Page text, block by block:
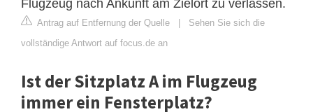
Flugzeug nach Ankunft am Zielort zu verlassen.
Antrag auf Entfernung der Quelle | Sehen Sie sich die
vollständige Antwort auf focus.de an
Ist der Sitzplatz A im Flugzeug
immer ein Fensterplatz?